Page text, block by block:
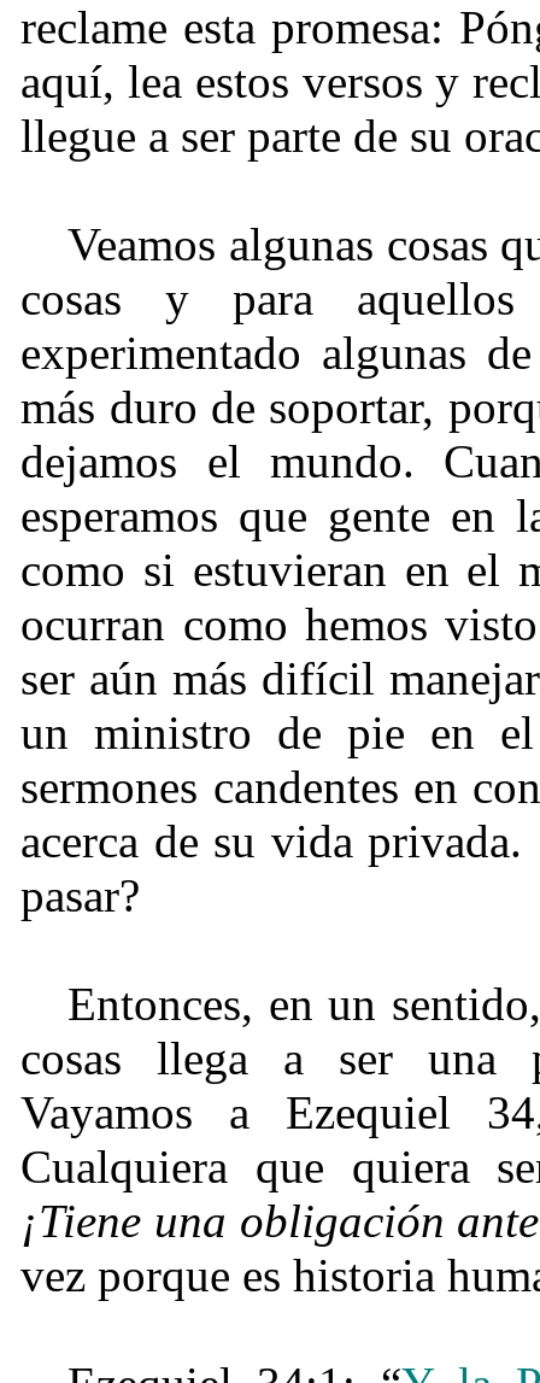
reclame esta promesa:
aquí, lea estos versos y
llegue a ser parte de su
Veamos algunas cosas
cosas y para aquellos
experimentado algunas
más duro de soportar,
dejamos el mundo.
esperamos que gente en
como si estuvieran en el
ocurran como hemos
ser aún más difícil
un ministro de pie en el
sermones candentes en
acerca de su vida
pasar?
Entonces, en un
cosas llega a ser una
Vayamos a Ezequiel
Cualquiera que quiera
¡Tiene una obligación
vez porque es historia